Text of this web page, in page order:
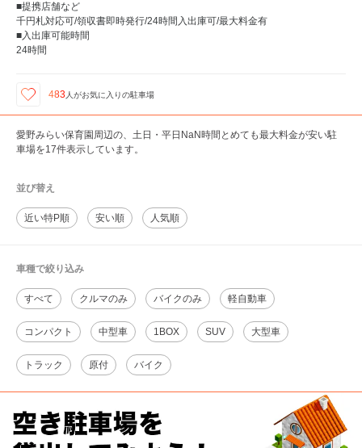
■提携店舗など
千円札対応可/領収書即時発行/24時間入出庫可/最大料金有
■入出庫可能時間
24時間
483人がお気に入りの駐車場
愛野みらい保育園周辺の、土日・平日NaN時間とめても最大料金が安い駐
車場を17件表示しています。
並び替え
近い特P順 安い順 人気順
車種で絞り込み
すべて クルマのみ バイクのみ 軽自動車
コンパクト 中型車 1BOX SUV 大型車
トラック 原付 バイク